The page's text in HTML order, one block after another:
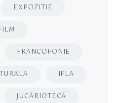
EXPOZITIE
FRANCOFONIE
IFLA
JUCĂRIOTECĂ